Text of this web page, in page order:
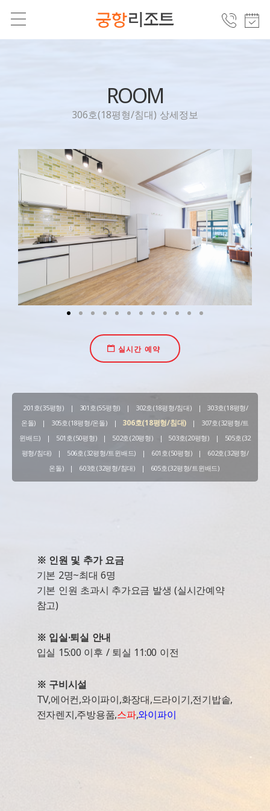
ROOM
306호(18평형/침대) 상세정보
실시간 예약
201호(35평형) | 301호(55평형) | 302호(18평형/침대) |
303호(18평형/
온돌)
| 305호(18평형/온돌) | 306호(18평형/침대) |
307호(32평형/트
윈배드)
| 501호(50평형) | 502호(20평형) | 503호(20평형) |
505호(32
평형/침대)
| 506호(32평형/트윈배드) | 601호(50평형) |
602호(32평형/
온돌)
| 603호(32평형/침대) | 605호(32평형/트윈배드)
※ 인원 및 추가 요금
기본 2명~최대 6명
기본 인원 초과시 추가요금 발생 (실시간예약
참고)
※ 입실·퇴실 안내
입실 15:00 이후 / 퇴실 11:00 이전
※ 구비시설
TV,에어컨,와이파이,화장대,드라이기,전기밥솥,
전자렌지,주방용품,스파,와이파이